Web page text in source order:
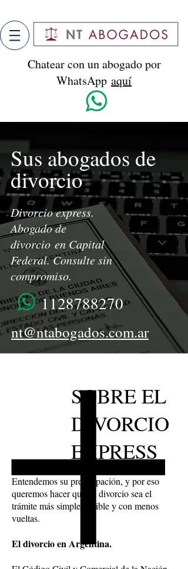
Chatear con un abogado por
WhatsApp aquí
Chatear con un abogado por
WhatsAppaquí
Sus abogados de
divorcio
Divorcio express.
Abogado de
divorcio en Capital
Federal. Consulte sin
compromiso.
1128788270
nt@ntabogados.com.ar
SOBRE EL
DIVORCIO
EXPRESS
Entendemos su preocupación, y por eso
queremos hacer que su divorcio sea el
trámite más simple posible y con menos
vueltas.
El divorcio en Argentina.